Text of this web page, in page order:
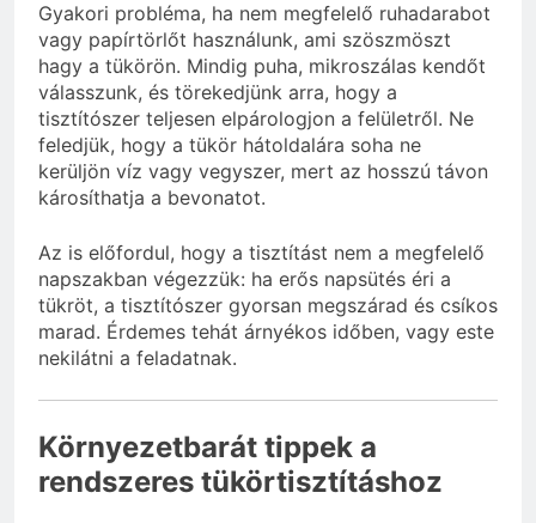
Gyakori probléma, ha nem megfelelő ruhadarabot
vagy papírtörlőt használunk, ami szöszmöszt
hagy a tükörön. Mindig puha, mikroszálas kendőt
válasszunk, és törekedjünk arra, hogy a
tisztítószer teljesen elpárologjon a felületről. Ne
feledjük, hogy a tükör hátoldalára soha ne
kerüljön víz vagy vegyszer, mert az hosszú távon
károsíthatja a bevonatot.
Az is előfordul, hogy a tisztítást nem a megfelelő
napszakban végezzük: ha erős napsütés éri a
tükröt, a tisztítószer gyorsan megszárad és csíkos
marad. Érdemes tehát árnyékos időben, vagy este
nekilátni a feladatnak.
Környezetbarát tippek a
rendszeres tükörtisztításhoz